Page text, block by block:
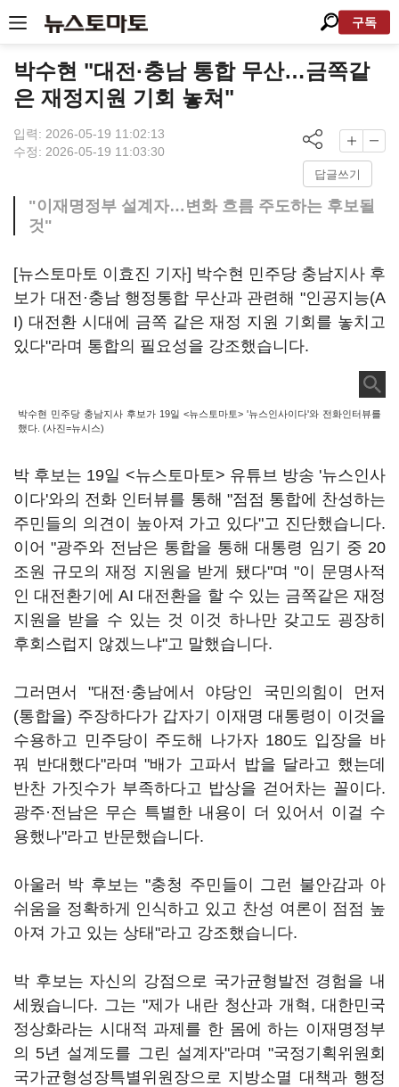
구독
박수현 "대전·충남 통합 무산…금쪽같
은 재정지원 기회 놓쳐"
입력: 2026-05-19 11:02:13
수정: 2026-05-19 11:03:30
답글쓰기
"이재명정부 설계자…변화 흐름 주도하는 후보될
것"
[뉴스토마토 이효진 기자] 박수현 민주당 충남지사 후
보가 대전·충남 행정통합 무산과 관련해 "인공지능(A
I) 대전환 시대에 금쪽 같은 재정 지원 기회를 놓치고
있다"라며 통합의 필요성을 강조했습니다.
박수현 민주당 충남지사 후보가 19일 <뉴스토마토> '뉴스인사이다'와 전화인터뷰를
했다. (사진=뉴시스)
박 후보는 19일 <뉴스토마토> 유튜브 방송 '뉴스인사
이다'와의 전화 인터뷰를 통해 "점점 통합에 찬성하는
주민들의 의견이 높아져 가고 있다"고 진단했습니다.
이어 "광주와 전남은 통합을 통해 대통령 임기 중 20
조원 규모의 재정 지원을 받게 됐다"며 "이 문명사적
인 대전환기에 AI 대전환을 할 수 있는 금쪽같은 재정
지원을 받을 수 있는 것 이것 하나만 갖고도 굉장히
후회스럽지 않겠느냐"고 말했습니다.
그러면서 "대전·충남에서 야당인 국민의힘이 먼저
(통합을) 주장하다가 갑자기 이재명 대통령이 이것을
수용하고 민주당이 주도해 나가자 180도 입장을 바
꿔 반대했다"라며 "배가 고파서 밥을 달라고 했는데
반찬 가짓수가 부족하다고 밥상을 걷어차는 꼴이다.
광주·전남은 무슨 특별한 내용이 더 있어서 이걸 수
용했나"라고 반문했습니다.
아울러 박 후보는 "충청 주민들이 그런 불안감과 아
쉬움을 정확하게 인식하고 있고 찬성 여론이 점점 높
아져 가고 있는 상태"라고 강조했습니다.
박 후보는 자신의 강점으로 국가균형발전 경험을 내
세웠습니다. 그는 "제가 내란 청산과 개혁, 대한민국
정상화라는 시대적 과제를 한 몸에 하는 이재명정부
의 5년 설계도를 그린 설계자"라며 "국정기획위원회
국가균형성장특별위원장으로 지방소멸 대책과 행정